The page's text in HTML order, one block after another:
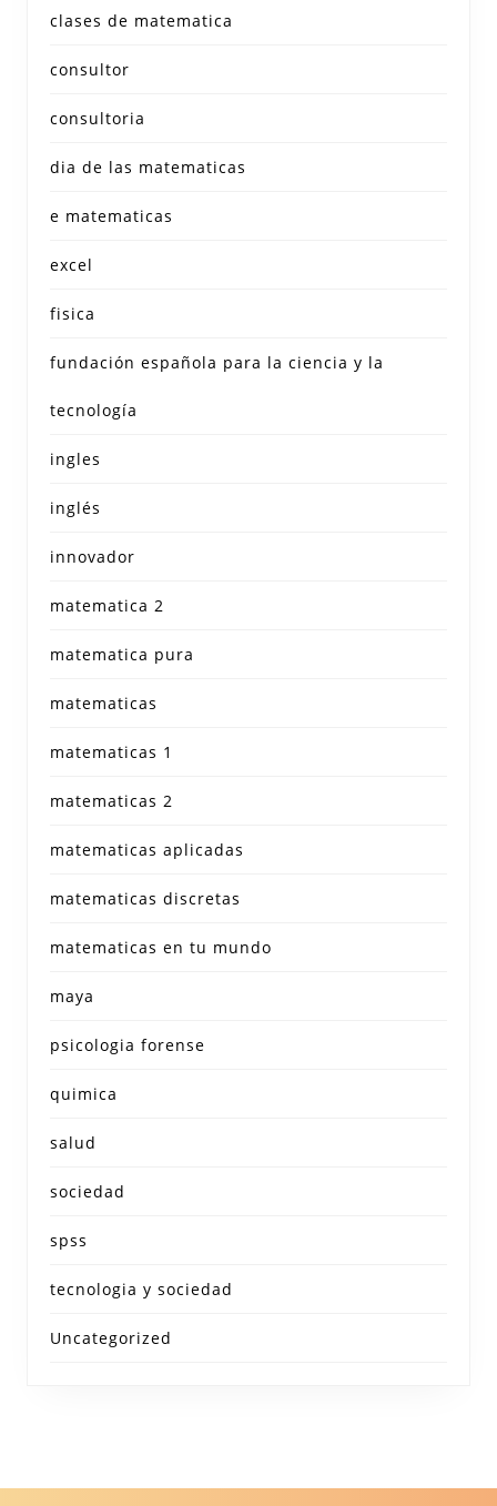
clases de matematica
consultor
consultoria
dia de las matematicas
e matematicas
excel
fisica
fundación española para la ciencia y la
tecnología
ingles
inglés
innovador
matematica 2
matematica pura
matematicas
matematicas 1
matematicas 2
matematicas aplicadas
matematicas discretas
matematicas en tu mundo
maya
psicologia forense
quimica
salud
sociedad
spss
tecnologia y sociedad
Uncategorized